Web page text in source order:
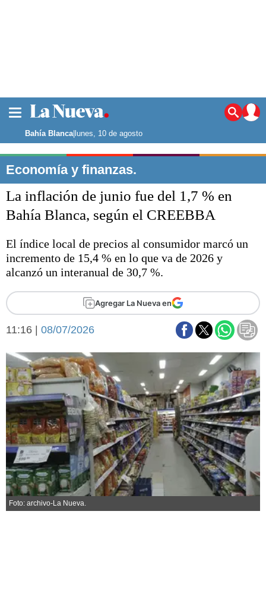
Noticias
La ciudad
Punta Alta
El país
El mundo
Seguridad
Deportes
Escenario Olímpico
Liga del Sur
Básquetbol
Fútbol
Federal A
Arte y cultura
Economía y campo
Economía y finanzas
Con el campo
Espacio empresas
Sociedad y tiempo
libre
Sociedad
Tecnología
Turismo
Salud
Es viral
El tiempo
Fúnebres
Bahía Blanca|lunes, 10 de agosto
Economía y finanzas.
La inflación de junio fue del 1,7 % en
Bahía Blanca, según el CREEBBA
El índice local de precios al consumidor marcó un
incremento de 15,4 % en lo que va de 2026 y
alcanzó un interanual de 30,7 %.
Agregar La Nueva en
11:16 | 08/07/2026
Foto: archivo-La Nueva.